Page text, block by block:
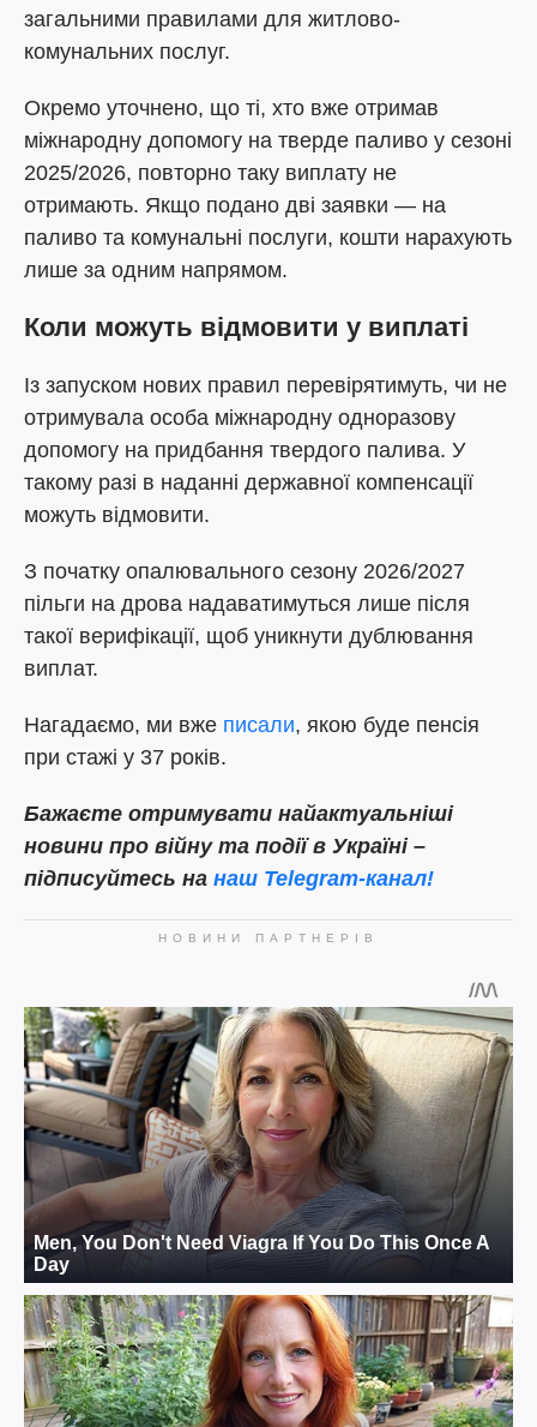
загальними правилами для житлово-
комунальних послуг.
Окремо уточнено, що ті, хто вже отримав
міжнародну допомогу на тверде паливо у сезоні
2025/2026, повторно таку виплату не
отримають. Якщо подано дві заявки — на
паливо та комунальні послуги, кошти нарахують
лише за одним напрямом.
Коли можуть відмовити у виплаті
Із запуском нових правил перевірятимуть, чи не
отримувала особа міжнародну одноразову
допомогу на придбання твердого палива. У
такому разі в наданні державної компенсації
можуть відмовити.
З початку опалювального сезону 2026/2027
пільги на дрова надаватимуться лише після
такої верифікації, щоб уникнути дублювання
виплат.
Нагадаємо, ми вже писали, якою буде пенсія
при стажі у 37 років.
Бажаєте отримувати найактуальніші
новини про війну та події в Україні –
підписуйтесь на наш Telegram-канал!